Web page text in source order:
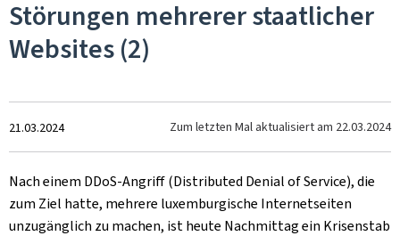
Störungen mehrerer staatlicher
Websites (2)
Zum
21.03.2024 Zum letzten Mal aktualisiert am 22.03.2024
Nach einem DDoS-Angriff (Distributed Denial of Service), die
zum Ziel hatte, mehrere luxemburgische Internetseiten
unzugänglich zu machen, ist heute Nachmittag ein Krisenstab